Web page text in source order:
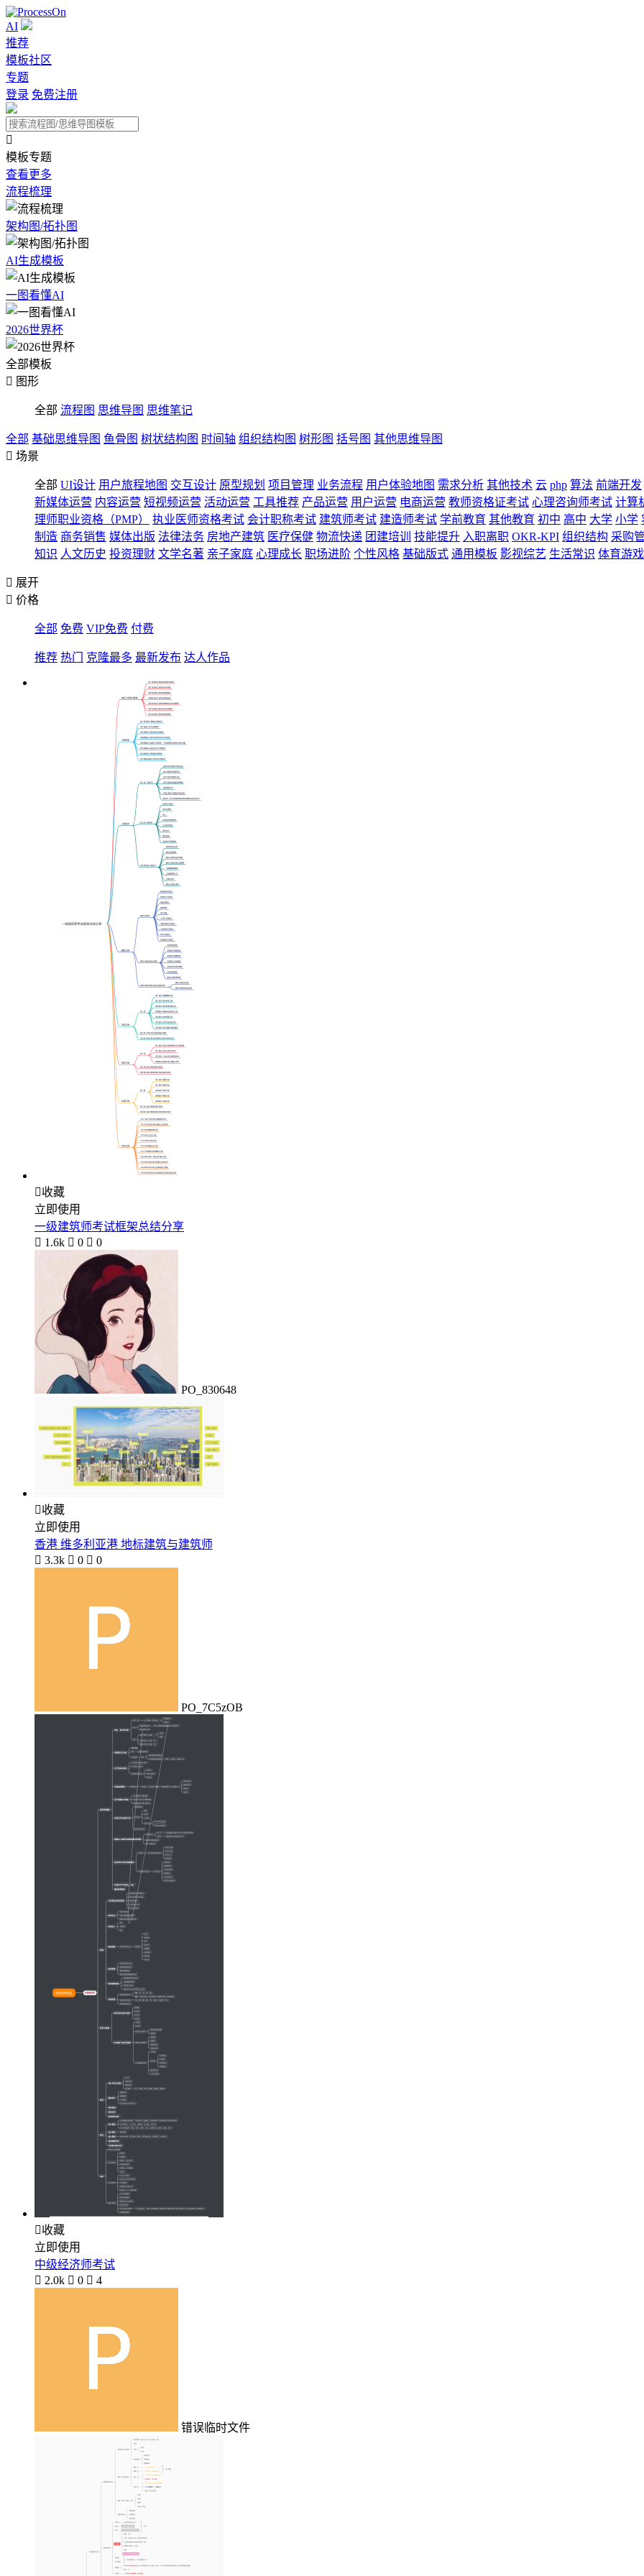
AI
推荐
模板社区
专题
登录 免费注册

模板专题
查看更多
流程梳理
架构图/拓扑图
AI生成模板
一图看懂AI
2026世界杯
全部模板
 图形
全部 流程图 思维导图 思维笔记
全部 基础思维导图 鱼骨图 树状结构图 时间轴 组织结构图 树形图 括号图 其他思维导图
 场景
全部 UI设计 用户旅程地图 交互设计 原型规划 项目管理 业务流程 用户体验地图 需求分析 其他技术 云 php 算法 前端开发
新媒体运营 内容运营 短视频运营 活动运营 工具推荐 产品运营 用户运营 电商运营 教师资格证考试 心理咨询师考试 计算
理师职业资格（PMP）
执业医师资格考试 会计职称考试 建筑师考试 建造师考试 学前教育 其他教育 初中 高中 大学 小学
制造 商务销售 媒体出版 法律法务 房地产建筑 医疗保健 物流快递 团建培训 技能提升 入职离职 OKR-KPI 组织结构 采购
知识 人文历史 投资理财 文学名著 亲子家庭 心理成长 职场进阶 个性风格 基础版式 通用模板 影视综艺 生活常识 体育游戏
 展开
 价格
全部 免费 VIP免费 付费
推荐 热门 克隆最多 最新发布 达人作品
收藏
立即使用
一级建筑师考试框架总结分享
 1.6k  0  0
PO_830648
收藏
立即使用
香港 维多利亚港 地标建筑与建筑师
 3.3k  0  0
PO_7C5zOB
收藏
立即使用
中级经济师考试
 2.0k  0  4
错误临时文件